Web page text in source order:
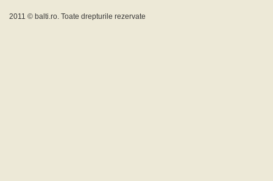
2011 © balti.ro. Toate drepturile rezervate